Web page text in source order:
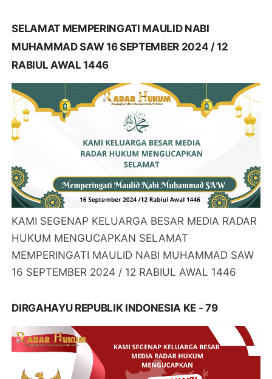
SELAMAT MEMPERINGATI MAULID NABI
MUHAMMAD SAW 16 SEPTEMBER 2024 / 12
RABIUL AWAL 1446
KAMI SEGENAP KELUARGA BESAR MEDIA RADAR
HUKUM MENGUCAPKAN SELAMAT
MEMPERINGATI MAULID NABI MUHAMMAD SAW
16 SEPTEMBER 2024 / 12 RABIUL AWAL 1446
DIRGAHAYU REPUBLIK INDONESIA KE - 79